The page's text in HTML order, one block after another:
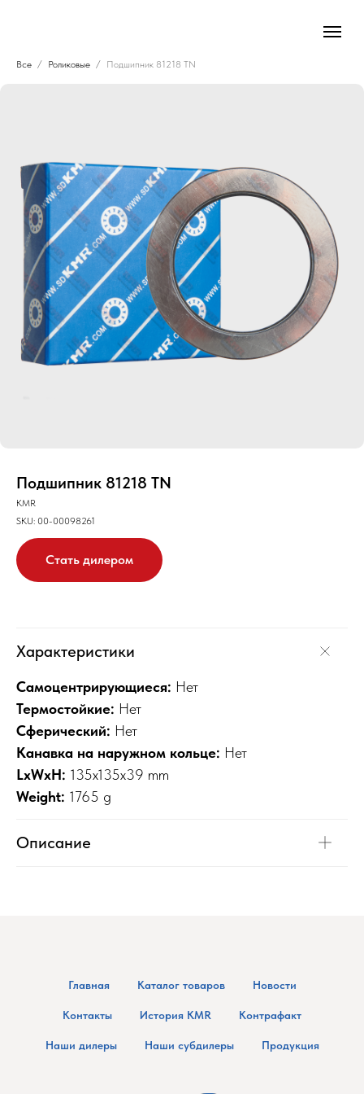
Все Роликовые Подшипник 81218 TN
Подшипник 81218 TN
KMR
SKU: 00-00098261
Стать дилером
Характеристики
Самоцентрирующиеся: Нет
Термостойкие: Нет
Сферический: Нет
Канавка на наружном кольце: Нет
LxWxH: 135x135x39 mm
Weight: 1765 g
Описание
Главная Каталог товаров Новости
Контакты История KMR Контрафакт
Наши дилеры Наши субдилеры Продукция